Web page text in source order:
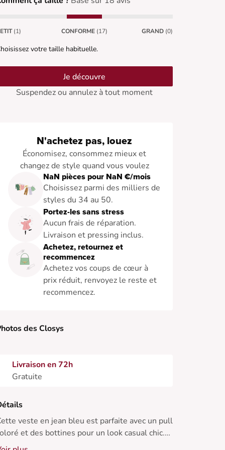
(1) CONFORME (17) GRAND (0)
votre taille habituelle.
Je découvre
Suspendez ou annulez à tout moment
N'achetez pas, louez
Économisez, consommez mieux et
changez de style quand vous voulez
NaN pièces pour NaN €/mois
Choisissez parmi des milliers de
styles du 34 au 50.
Portez-les sans stress
Aucun frais de réparation.
Livraison et pressing inclus.
Achetez, retournez et
recommencez
Achetez vos coups de cœur à
prix réduit, renvoyez le reste et
recommencez.
des Closys
Livraison en 72h
Gratuite
veste en jean bleu est parfaite avec un pull
et des bottines pour un look casual chic.
en toute saison.